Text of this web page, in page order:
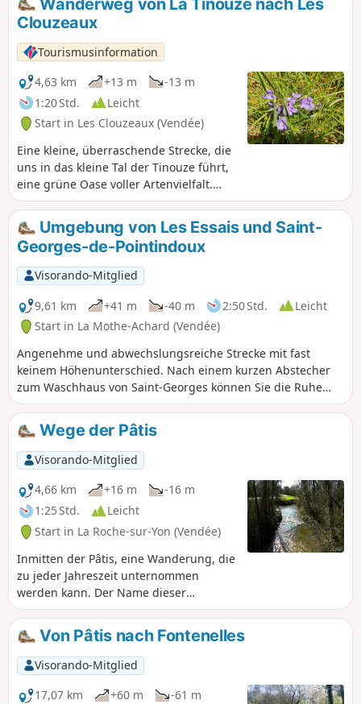
Route: die Ruhe und die Atmosphäre, sich
an einem unberührten Ort inmitten von vom
Menschen gestalteten Landschaften zu
befinden.
Clouzeaux
Tourismusinformation
4,63 km
+13 m
-13 m
1:20 Std.
Leicht
Start in Les Clouzeaux (Vendée)
Eine kleine, überraschende Strecke, die
uns in das kleine Tal der Tinouze führt,
eine grüne Oase voller Artenvielfalt.
Zahlreiche Informationstafeln säumen
die Tinouze, halten Sie also die Augen
offen.Umgebung von Les Essais und Saint-
Georges-de-Pointindoux
Visorando-Mitglied
9,61 km
+41 m -40 m 2:50 Std.
Leicht
Start in La Mothe-Achard (Vendée)
Angenehme und abwechslungsreiche Strecke mit fast
keinem Höhenunterschied. Nach einem kurzen Abstecher
zum Waschhaus von Saint-Georges können Sie die Ruhe
des Gewässers (Le Bibrou) genießen. Anschließend
entdecken Sie angelegte Wege im Herzen von La Mothe-
Achard, die oft wenig bekannt sind. Die Auzance, das
Schloss Plessis, eine bemerkenswerte Eiche, die 2020 an
einem nationalen Wettbewerb für die schönsten Eichen
teilgenommen hat, usw. – all dies sind Überraschungen, die
Sie hoffentlich begeistern werden.
Wege der Pâtis
Visorando-Mitglied
4,66 km
+16 m
-16 m
1:25 Std.
Leicht
Start in La Roche-sur-Yon (Vendée)
Inmitten der Pâtis, eine Wanderung, die
zu jeder Jahreszeit unternommen
werden kann. Der Name dieser
Wanderung entsprang meiner Fantasie,
als ich den Weg zum „Grand Pâtis”
einschlug, der außerhalb der Route
liegt. Die Routen wurden von
Wanderern angelegt. Ein Pâtis ist eine
Brachwiese oder eine Weide für Vieh.
Von Pâtis nach Fontenelles
Visorando-Mitglied
17,07 km
+60 m
-61 m